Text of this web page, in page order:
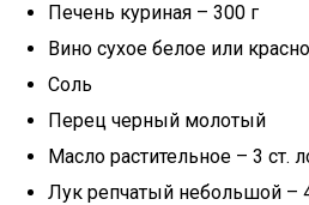
Печень куриная – 300 г
Вино сухое белое или
Соль
Перец черный молотый
Масло растительное – 3 ст.
Лук репчатый небольшой –